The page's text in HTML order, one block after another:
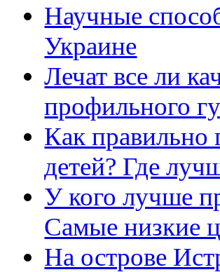
Научные
Украине
Лечат все ли
профильного
Как правильно
детей? Где
У кого лучше
Самые низкие
На острове